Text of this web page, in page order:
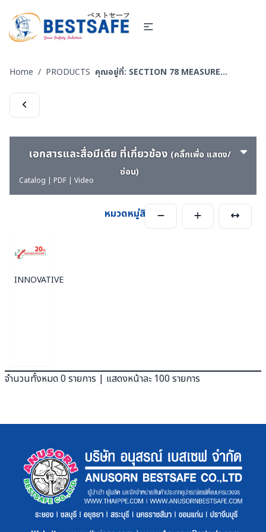
Home / PRODUCTS คุณอยู่ที่: SECTION 78 MEASURE EQUIPMENTS เครื่องวัดสิ่งสิ่งแวดล้อม
เอกสารและสื่อมีเดีย ที่เกี่ยวข้อง (คลิ๊กเพื่อ แสดง/
ซ่อน)
Catalog | PDF | Video
หมวดหมู่สินค้า
INNOVATIVE
จำนวนทั้งหมด 0 รายการ | แสดงหน้าละ 100 รายการ